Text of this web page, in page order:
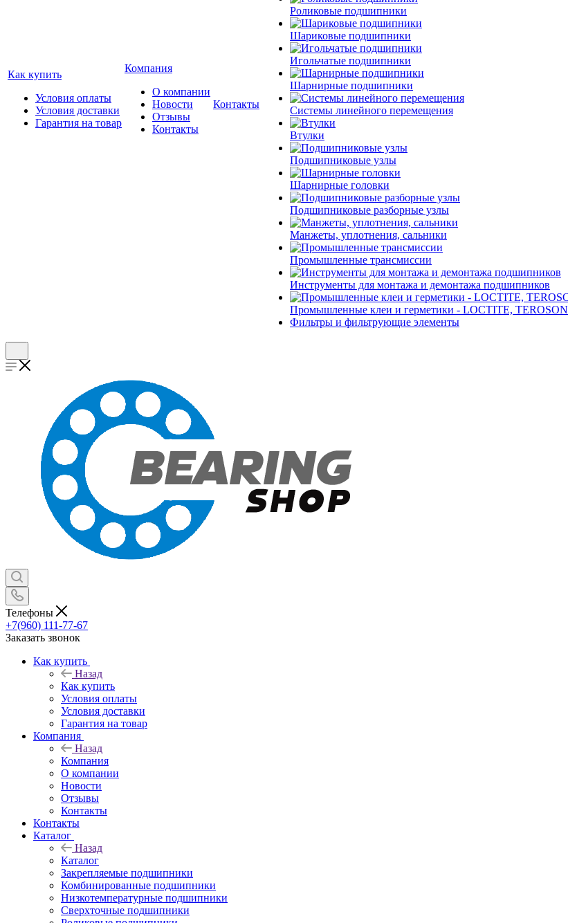
Как купить
Условия оплаты
Условия доставки
Гарантия на товар
Компания
О компании
Новости
Отзывы
Контакты
Контакты
Роликовые подшипники
Шариковые подшипники
Игольчатые подшипники
Шарнирные подшипники
Системы линейного перемещения
Втулки
Подшипниковые узлы
Шарнирные головки
Подшипниковые разборные узлы
Манжеты, уплотнения, сальники
Промышленные трансмиссии
Инструменты для монтажа и демонтажа подшипников
Промышленные клеи и герметики - LOCTITE, TEROSON
Фильтры и фильтрующие элементы
Телефоны
+7(960) 111-77-67
Заказать звонок
Как купить
Назад
Как купить
Условия оплаты
Условия доставки
Гарантия на товар
Компания
Назад
Компания
О компании
Новости
Отзывы
Контакты
Контакты
Каталог
Назад
Каталог
Закрепляемые подшипники
Комбинированные подшипники
Низкотемпературные подшипники
Сверхточные подшипники